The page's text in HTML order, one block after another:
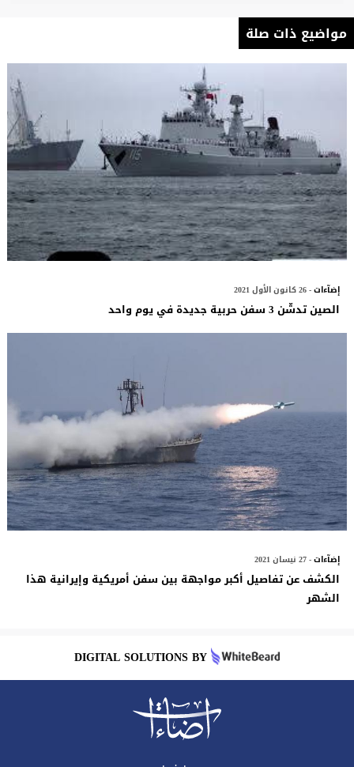
مواضيع ذات صلة
إضآءات- 26 كانون الأول 2021
الصين تدشّن 3 سفن حربية جديدة في يوم واحد
إضآءات- 27 نيسان 2021
الكشف عن تفاصيل أكبر مواجهة بين سفن أمريكية وإيرانية هذا
الشهر
DIGITAL SOLUTIONS BY